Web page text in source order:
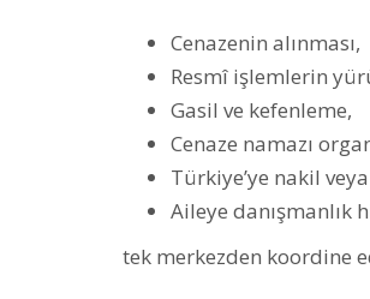
Cenazenin alınması,
Resmî işlemlerin
Gasil ve kefenleme,
Cenaze namazı
Türkiye’ye nakil
Aileye danışmanlık
tek merkezden koordine